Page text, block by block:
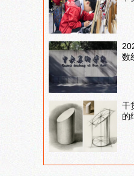
数
干
的